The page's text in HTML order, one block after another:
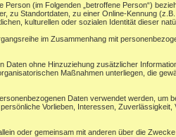
(im Folgenden „betroffene Person“)
zu Standortdaten, zu einer Online-Kennung
kulturellen oder sozialen Identität dieser
im Zusammenhang mit
Daten ohne Hinzuziehung zusätzlicher
Maßnahmen unterliegen, die
Daten verwendet werden,
Vorlieben, Interessen,
oder gemeinsam mit anderen über die